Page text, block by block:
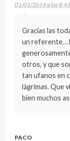
01/01/2014 a las 8:45
Gracias las
un referente…
otros, y que
tan ufanos en
lágrimas. Que
bien muchos
PACO